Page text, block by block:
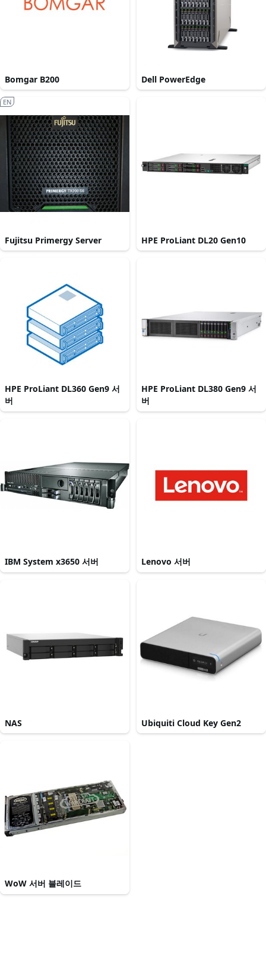
Bomgar B200 Dell PowerEdge
Fujitsu Primergy Server
EN
HPE ProLiant DL20 Gen10
HPE ProLiant DL360 Gen9 서
버
HPE ProLiant DL380 Gen9 서
버
IBM System x3650 서버 Lenovo 서버
NAS Ubiquiti Cloud Key Gen2
WoW 서버 블레이드